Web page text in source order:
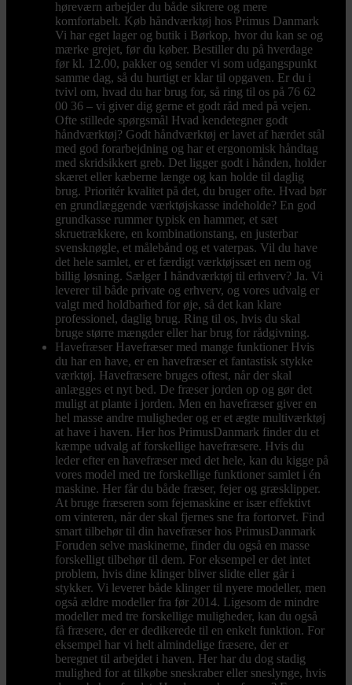
høreværn arbejder du både sikrere og mere
komfortabelt. Køb håndværktøj hos Primus Danmark
Vi har eget lager og butik i Børkop, hvor du kan se og
mærke grejet, før du køber. Bestiller du på hverdage
før kl. 12.00, pakker og sender vi som udgangspunkt
samme dag, så du hurtigt er klar til opgaven. Er du i
tvivl om, hvad du har brug for, så ring til os på 76 62
00 36 – vi giver dig gerne et godt råd med på vejen.
Ofte stillede spørgsmål Hvad kendetegner godt
håndværktøj? Godt håndværktøj er lavet af hærdet stål
med god forarbejdning og har et ergonomisk håndtag
med skridsikkert greb. Det ligger godt i hånden, holder
skæret eller kæberne længe og kan holde til daglig
brug. Prioritér kvalitet på det, du bruger ofte. Hvad bør
en grundlæggende værktøjskasse indeholde? En god
grundkasse rummer typisk en hammer, et sæt
skruetrækkere, en kombinationstang, en justerbar
svensknøgle, et målebånd og et vaterpas. Vil du have
det hele samlet, er et færdigt værktøjssæt en nem og
billig løsning. Sælger I håndværktøj til erhverv? Ja. Vi
leverer til både private og erhverv, og vores udvalg er
valgt med holdbarhed for øje, så det kan klare
professionel, daglig brug. Ring til os, hvis du skal
bruge større mængder eller har brug for rådgivning.
Havefræser Havefræser med mange funktioner Hvis
du har en have, er en havefræser et fantastisk stykke
værktøj. Havefræsere bruges oftest, når der skal
anlægges et nyt bed. De fræser jorden op og gør det
muligt at plante i jorden. Men en havefræser giver en
hel masse andre muligheder og er et ægte multiværktøj
at have i haven. Her hos PrimusDanmark finder du et
kæmpe udvalg af forskellige havefræsere. Hvis du
leder efter en havefræser med det hele, kan du kigge på
vores model med tre forskellige funktioner samlet i én
maskine. Her får du både fræser, fejer og græsklipper.
At bruge fræseren som fejemaskine er især effektivt
om vinteren, når der skal fjernes sne fra fortorvet. Find
smart tilbehør til din havefræser hos PrimusDanmark
Foruden selve maskinerne, finder du også en masse
forskelligt tilbehør til dem. For eksempel er det intet
problem, hvis dine klinger bliver slidte eller går i
stykker. Vi leverer både klinger til nyere modeller, men
også ældre modeller fra før 2014. Ligesom de mindre
modeller med tre forskellige muligheder, kan du også
få fræsere, der er dedikerede til en enkelt funktion. For
eksempel har vi helt almindelige fræsere, der er
beregnet til arbejdet i haven. Her har du dog stadig
mulighed for at tilkøbe sneskraber eller sneslynge, hvis